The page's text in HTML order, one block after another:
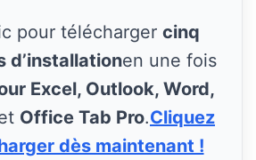
pour télécharger cinq
d’installationen une fois
Excel, Outlook, Word,
Office Tab Pro.Cliquez
dès maintenant !